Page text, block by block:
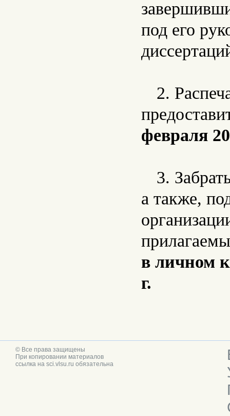
под его
2.
февраля
3.
а также,
в личном
г.
© Все права защищены
При копировании материалов
ссылка на sci.vlsu.ru обязательна